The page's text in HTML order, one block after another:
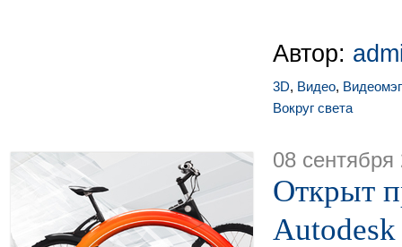
Автор:
3D, Видео,
Вокруг света
08 сентября
Открыт